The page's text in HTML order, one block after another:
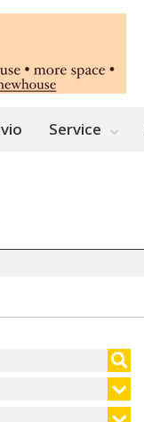
Service